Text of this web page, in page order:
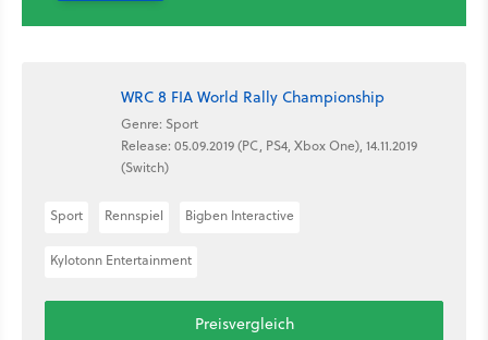
WRC 8 FIA World Rally Championship
Genre: Sport
Release: 05.09.2019 (PC, PS4, Xbox One), 14.11.2019
(Switch)
Sport Rennspiel Bigben Interactive
Kylotonn Entertainment
Preisvergleich